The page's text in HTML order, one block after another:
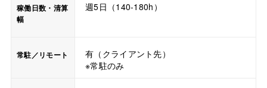
稼働日数・清算
幅
週5日（140-180h）
常駐／リモート
有（クライアント先）
※常駐のみ